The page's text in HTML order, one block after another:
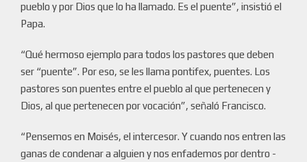
pueblo y por Dios que lo ha llamado. Es el puente”, insistió el
Papa.
“Qué hermoso ejemplo para todos los pastores que deben
ser “puente”. Por eso, se les llama pontifex, puentes. Los
pastores son puentes entre el pueblo al que pertenecen y
Dios, al que pertenecen por vocación”, señaló Francisco.
“Pensemos en Moisés, el intercesor. Y cuando nos entren las
ganas de condenar a alguien y nos enfademos por dentro -